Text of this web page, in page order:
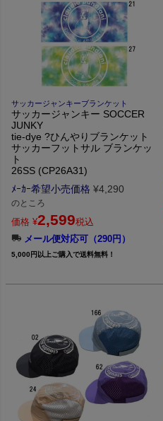
サッカージャンキーブランケット
サッカージャンキー SOCCER
JUNKY
tie-dye ?ひんやりブランケット
サッカーフットサル ブランケッ
ト
26SS (CP26A31)
ﾒｰｶｰ希望小売価格 ¥4,290
のところ
価格 ¥2,599税込
メール便対応可（290円）
5,000円以上ご購入で送料無料！